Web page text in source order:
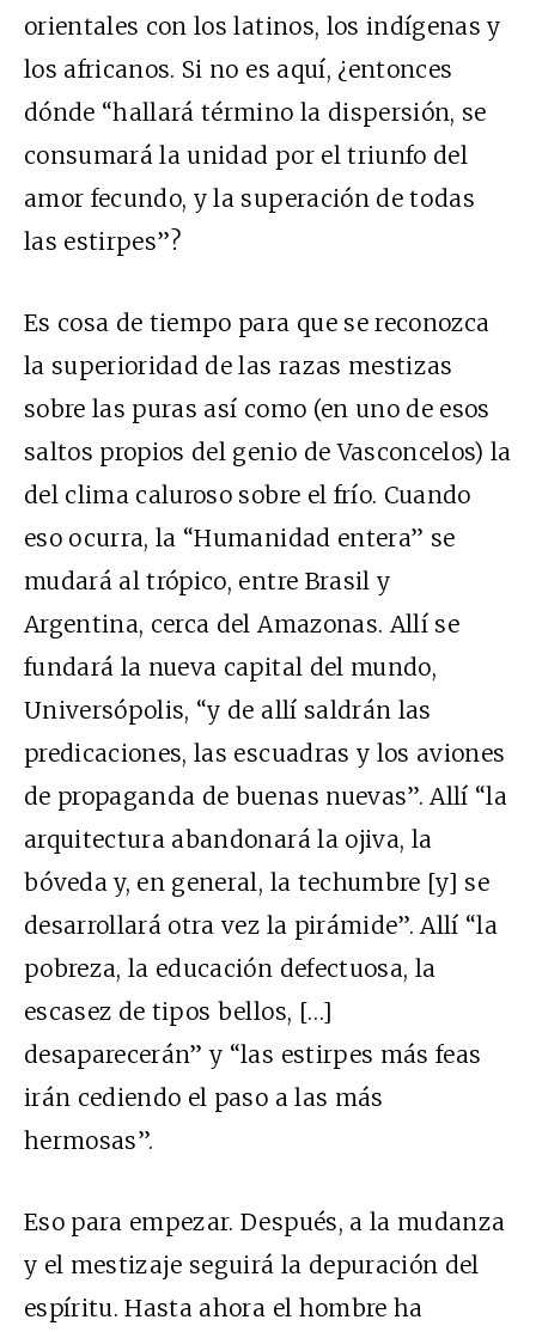
orientales con los latinos, los indígenas y
los africanos. Si no es aquí, ¿entonces
dónde “hallará término la dispersión, se
consumará la unidad por el triunfo del
amor fecundo, y la superación de todas
las estirpes”?
Es cosa de tiempo para que se reconozca
la superioridad de las razas mestizas
sobre las puras así como (en uno de esos
saltos propios del genio de Vasconcelos) la
del clima caluroso sobre el frío. Cuando
eso ocurra, la “Humanidad entera” se
mudará al trópico, entre Brasil y
Argentina, cerca del Amazonas. Allí se
fundará la nueva capital del mundo,
Universópolis, “y de allí saldrán las
predicaciones, las escuadras y los aviones
de propaganda de buenas nuevas”. Allí “la
arquitectura abandonará la ojiva, la
bóveda y, en general, la techumbre [y] se
desarrollará otra vez la pirámide”. Allí “la
pobreza, la educación defectuosa, la
escasez de tipos bellos, […]
desaparecerán” y “las estirpes más feas
irán cediendo el paso a las más
hermosas”.
Eso para empezar. Después, a la mudanza
y el mestizaje seguirá la depuración del
espíritu. Hasta ahora el hombre ha